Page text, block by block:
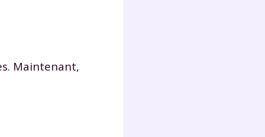
Maintenant,